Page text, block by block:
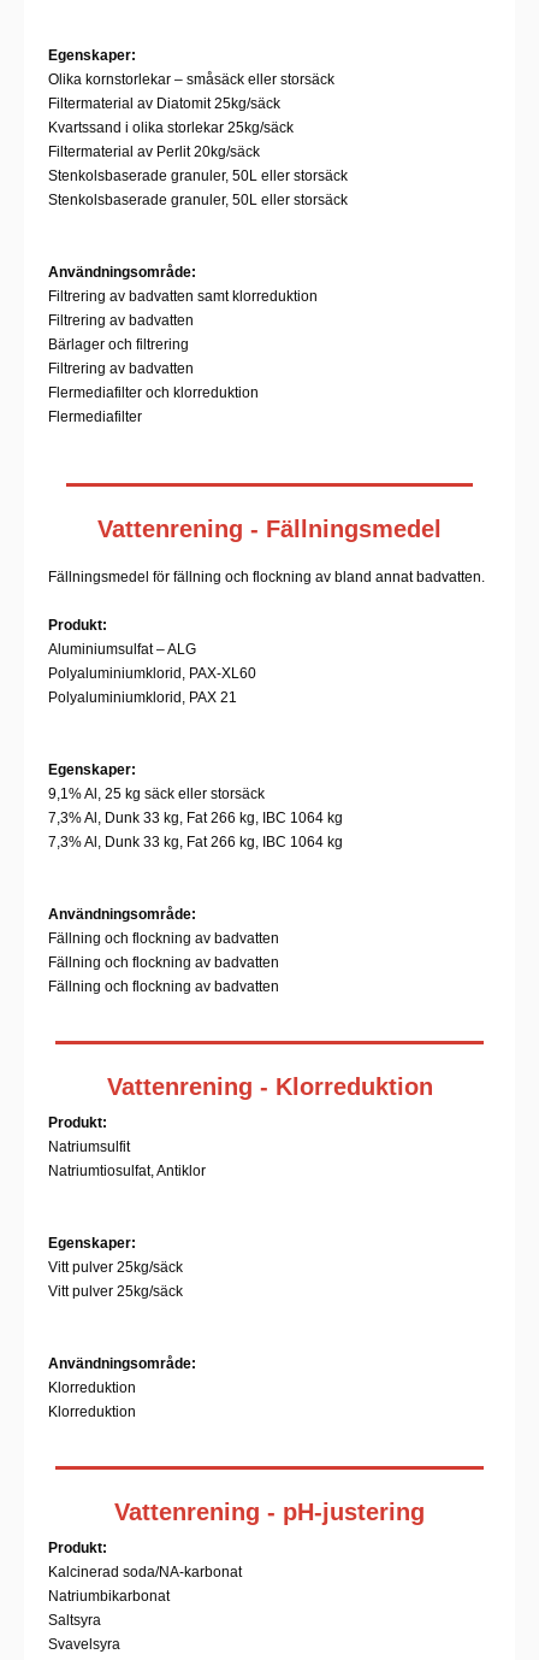
Egenskaper:
Olika kornstorlekar – småsäck eller storsäck
Filtermaterial av Diatomit 25kg/säck
Kvartssand i olika storlekar 25kg/säck
Filtermaterial av Perlit 20kg/säck
Stenkolsbaserade granuler, 50L eller storsäck
Stenkolsbaserade granuler, 50L eller storsäck
Användningsområde:
Filtrering av badvatten samt klorreduktion
Filtrering av badvatten
Bärlager och filtrering
Filtrering av badvatten
Flermediafilter och klorreduktion
Flermediafilter
Vattenrening - Fällningsmedel
Fällningsmedel för fällning och flockning av bland annat badvatten.
Produkt:
Aluminiumsulfat – ALG
Polyaluminiumklorid, PAX-XL60
Polyaluminiumklorid, PAX 21
Egenskaper:
9,1% Al, 25 kg säck eller storsäck
7,3% Al, Dunk 33 kg, Fat 266 kg, IBC 1064 kg
7,3% Al, Dunk 33 kg, Fat 266 kg, IBC 1064 kg
Användningsområde:
Fällning och flockning av badvatten
Fällning och flockning av badvatten
Fällning och flockning av badvatten
Vattenrening - Klorreduktion
Produkt:
Natriumsulfit
Natriumtiosulfat, Antiklor
Egenskaper:
Vitt pulver 25kg/säck
Vitt pulver 25kg/säck
Användningsområde:
Klorreduktion
Klorreduktion
Vattenrening - pH-justering
Produkt:
Kalcinerad soda/NA-karbonat
Natriumbikarbonat
Saltsyra
Svavelsyra